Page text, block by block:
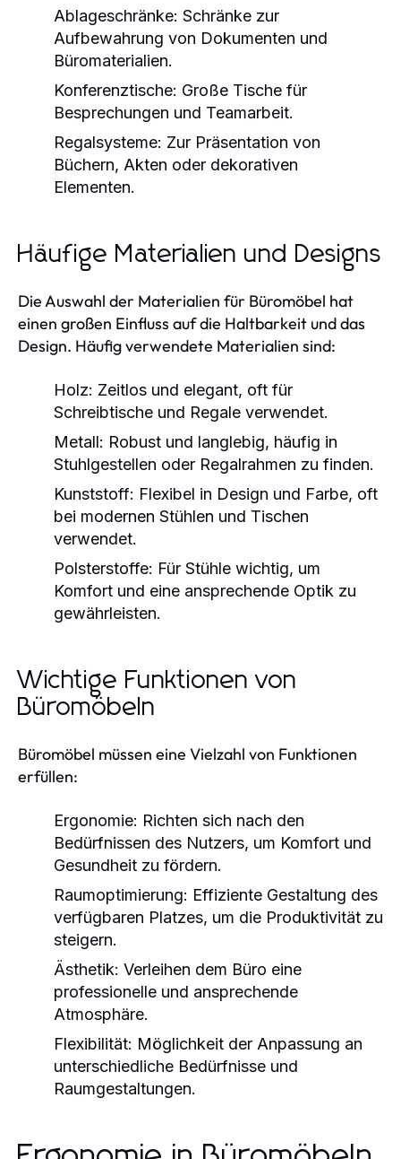
Ablageschränke: Schränke zur
Aufbewahrung von Dokumenten und
Büromaterialien.
Konferenztische: Große Tische für
Besprechungen und Teamarbeit.
Regalsysteme: Zur Präsentation von
Büchern, Akten oder dekorativen
Elementen.
Häufige Materialien und Designs
Die Auswahl der Materialien für Büromöbel hat
einen großen Einfluss auf die Haltbarkeit und das
Design. Häufig verwendete Materialien sind:
Holz: Zeitlos und elegant, oft für
Schreibtische und Regale verwendet.
Metall: Robust und langlebig, häufig in
Stuhlgestellen oder Regalrahmen zu finden.
Kunststoff: Flexibel in Design und Farbe, oft
bei modernen Stühlen und Tischen
verwendet.
Polsterstoffe: Für Stühle wichtig, um
Komfort und eine ansprechende Optik zu
gewährleisten.
Wichtige Funktionen von
Büromöbeln
Büromöbel müssen eine Vielzahl von Funktionen
erfüllen:
Ergonomie: Richten sich nach den
Bedürfnissen des Nutzers, um Komfort und
Gesundheit zu fördern.
Raumoptimierung: Effiziente Gestaltung des
verfügbaren Platzes, um die Produktivität zu
steigern.
Ästhetik: Verleihen dem Büro eine
professionelle und ansprechende
Atmosphäre.
Flexibilität: Möglichkeit der Anpassung an
unterschiedliche Bedürfnisse und
Raumgestaltungen.